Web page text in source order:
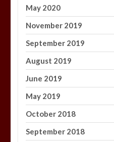
May 2020
November 2019
September 2019
August 2019
June 2019
May 2019
October 2018
September 2018